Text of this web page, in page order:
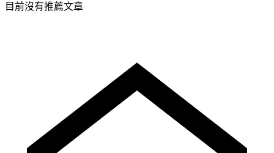
目前沒有推薦文章